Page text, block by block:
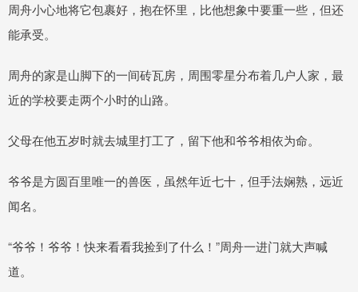
周舟小心地将它包裹好，抱在怀里，比他想象中要重一些，但还
能承受。
周舟的家是山脚下的一间砖瓦房，周围零星分布着几户人家，最
近的学校要走两个小时的山路。
父母在他五岁时就去城里打工了，留下他和爷爷相依为命。
爷爷是方圆百里唯一的兽医，虽然年近七十，但手法娴熟，远近
闻名。
“爷爷！爷爷！快来看看我捡到了什么！”周舟一进门就大声喊
道。